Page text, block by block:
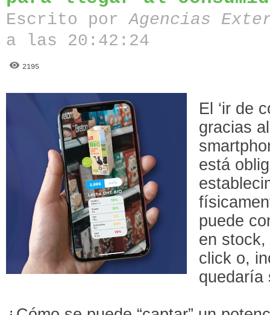
Escrito porAgencias
a las 20:42:24
2195
El ‘ir de
gracias
está
puede
en
click o,
quedaría